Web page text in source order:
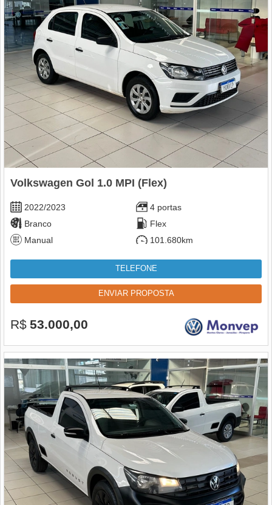
Volkswagen Gol 1.0 MPI (Flex)
2022/2023
4 portas
Branco
Flex
Manual
101.680km
TELEFONE
ENVIAR PROPOSTA
R$ 53.000,00